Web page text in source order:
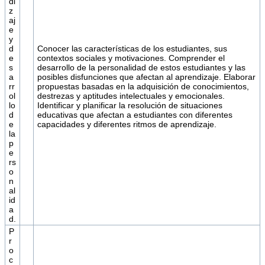
z
aj
e
y
d
e
s
a
rr
ol
lo
d
e
la
p
e
rs
o
n
al
id
a
d.
Conocer las características de los estudiantes, sus
contextos sociales y motivaciones. Comprender el
desarrollo de la personalidad de estos estudiantes y las
posibles disfunciones que afectan al aprendizaje. Elaborar
propuestas basadas en la adquisición de conocimientos,
destrezas y aptitudes intelectuales y emocionales.
Identificar y planificar la resolución de situaciones
educativas que afectan a estudiantes con diferentes
capacidades y diferentes ritmos de aprendizaje.
P
r
o
c